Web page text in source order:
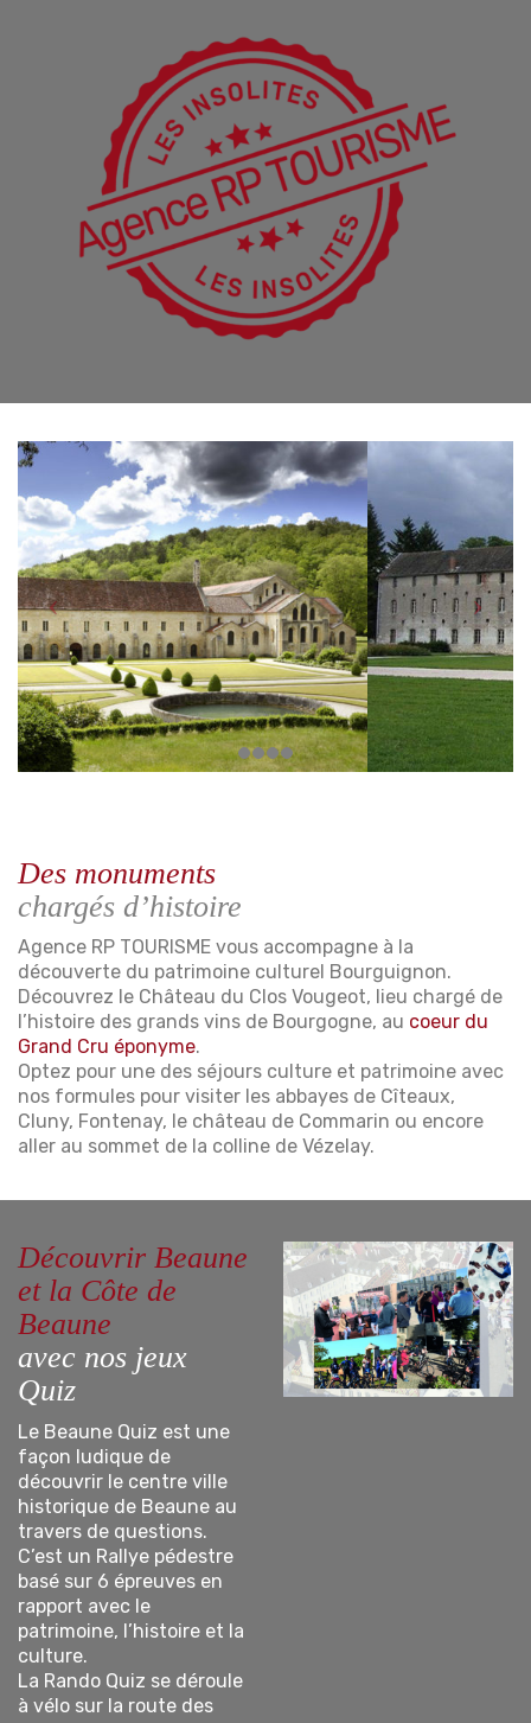
Des monuments
chargés d’histoire
Agence RP TOURISME vous accompagne à la
découverte du patrimoine culturel Bourguignon.
Découvrez le Château du Clos Vougeot, lieu chargé de
l’histoire des grands vins de Bourgogne, au coeur du
Grand Cru éponyme.
Optez pour une des séjours culture et patrimoine avec
nos formules pour visiter les abbayes de Cîteaux,
Cluny, Fontenay, le château de Commarin ou encore
aller au sommet de la colline de Vézelay.
Découvrir Beaune
et la Côte de
Beaune
avec nos jeux
Quiz
Le Beaune Quiz est une
façon ludique de
découvrir le centre ville
historique de Beaune au
travers de questions.
C’est un Rallye pédestre
basé sur 6 épreuves en
rapport avec le
patrimoine, l’histoire et la
culture.
La Rando Quiz se déroule
à vélo sur la route des